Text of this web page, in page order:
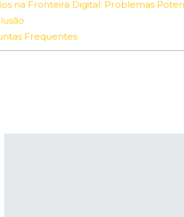
na Fronteira Digital: Problemas
Frequentes